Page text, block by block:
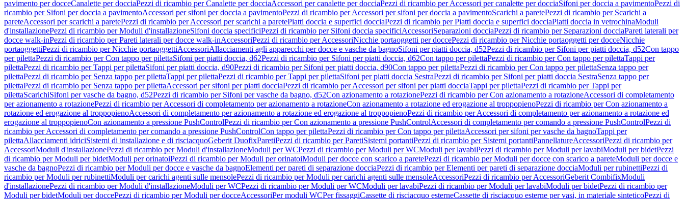
pavimento per docceCanalette per docciaPezzi di ricambio per Canalette per docciaAccessori per canalette per docciaPezzi di ricambio per Accessori per canalette per docciaSifoni per doccia a pavimentoPezzi di
ricambio per Sifoni per doccia a pavimentoAccessori per sifoni per doccia a pavimentoPezzi di ricambio per Accessori per sifoni per doccia a pavimentoScarichi a paretePezzi di ricambio per Scarichi a
pareteAccessori per scarichi a paretePezzi di ricambio per Accessori per scarichi a paretePiatti doccia e superfici docciaPezzi di ricambio per Piatti doccia e superfici docciaPiatti doccia in vetrochinaModuli
d'installazionePezzi di ricambio per Moduli d'installazioneSifoni doccia specificiPezzi di ricambio per Sifoni doccia specificiAccessoriSeparazioni docciaPezzi di ricambio per Separazioni docciaPareti laterali per
docce walk-inPezzi di ricambio per Pareti laterali per docce walk-inAccessoriPezzi di ricambio per AccessoriNicchie portaoggetti per doccePezzi di ricambio per Nicchie portaoggetti per docceNicchie
portaoggettiPezzi di ricambio per Nicchie portaoggettiAccessoriAllacciamenti agli apparecchi per docce e vasche da bagnoSifoni per piatti doccia, d52Pezzi di ricambio per Sifoni per piatti doccia, d52Con tappo
per pilettaPezzi di ricambio per Con tappo per pilettaSifoni per piatti doccia, d62Pezzi di ricambio per Sifoni per piatti doccia, d62Con tappo per pilettaPezzi di ricambio per Con tappo per pilettaTappi per
pilettaPezzi di ricambio per Tappi per pilettaSifoni per piatti doccia, d90Pezzi di ricambio per Sifoni per piatti doccia, d90Con tappo per pilettaPezzi di ricambio per Con tappo per pilettaSenza tappo per
pilettaPezzi di ricambio per Senza tappo per pilettaTappi per pilettaPezzi di ricambio per Tappi per pilettaSifoni per piatti doccia SestraPezzi di ricambio per Sifoni per piatti doccia SestraSenza tappo per
pilettaPezzi di ricambio per Senza tappo per pilettaAccessori per sifoni per piatti docciaPezzi di ricambio per Accessori per sifoni per piatti docciaTappi per pilettaPezzi di ricambio per Tappi per
pilettaScarichiSifoni per vasche da bagno, d52Pezzi di ricambio per Sifoni per vasche da bagno, d52Con azionamento a rotazionePezzi di ricambio per Con azionamento a rotazioneAccessori di completamento
per azionamento a rotazionePezzi di ricambio per Accessori di completamento per azionamento a rotazioneCon azionamento a rotazione ed erogazione al troppopienoPezzi di ricambio per Con azionamento a
rotazione ed erogazione al troppopienoAccessori di completamento per azionamento a rotazione ed erogazione al troppopienoPezzi di ricambio per Accessori di completamento per azionamento a rotazione ed
erogazione al troppopienoCon azionamento a pressione PushControlPezzi di ricambio per Con azionamento a pressione PushControlAccessori di completamento per comando a pressione PushControlPezzi di
ricambio per Accessori di completamento per comando a pressione PushControlCon tappo per pilettaPezzi di ricambio per Con tappo per pilettaAccessori per sifoni per vasche da bagnoTappi per
pilettaAllacciamenti idriciSistemi di installazione e di risciacquoGeberit DuofixParetiPezzi di ricambio per ParetiSistemi portantiPezzi di ricambio per Sistemi portantiPannellatureAccessoriPezzi di ricambio per
AccessoriModuli d'installazionePezzi di ricambio per Moduli d'installazioneModuli per WCPezzi di ricambio per Moduli per WCModuli per lavabiPezzi di ricambio per Moduli per lavabiModuli per bidetPezzi
di ricambio per Moduli per bidetModuli per orinatoiPezzi di ricambio per Moduli per orinatoiModuli per docce con scarico a paretePezzi di ricambio per Moduli per docce con scarico a pareteModuli per docce e
vasche da bagnoPezzi di ricambio per Moduli per docce e vasche da bagnoElementi per pareti di separazione docciaPezzi di ricambio per Elementi per pareti di separazione docciaModuli per rubinettiPezzi di
ricambio per Moduli per rubinettiModuli per carichi agenti sulle mensolePezzi di ricambio per Moduli per carichi agenti sulle mensoleAccessoriPezzi di ricambio per AccessoriGeberit CombifixModuli
d'installazionePezzi di ricambio per Moduli d'installazioneModuli per WCPezzi di ricambio per Moduli per WCModuli per lavabiPezzi di ricambio per Moduli per lavabiModuli per bidetPezzi di ricambio per
Moduli per bidetModuli per doccePezzi di ricambio per Moduli per docceAccessoriPer moduli WCPer fissaggiCassette di risciacquo esterneCassette di risciacquo esterne per vasi, in materiale sinteticoPezzi di